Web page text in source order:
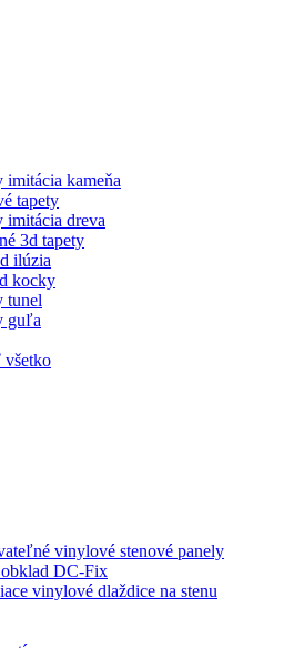
imitácia kameňa
tapety
imitácia dreva
3d tapety
ilúzia
kocky
tunel
guľa
vinylové stenové panely
DC-Fix
vinylové dlaždice na stenu